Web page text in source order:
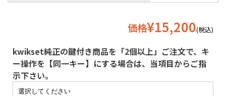
価格¥15,200(税込)
kwikset純正の鍵付き商品を「2個以上」ご注文で、キ
ー操作を【同一キー】にする場合は、当項目からご指
示下さい。